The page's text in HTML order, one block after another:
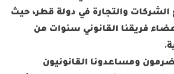
والتجارة في دولة قطر، حيث
فريقنا القانوني سنوات من
ومساعدونا القانونيون